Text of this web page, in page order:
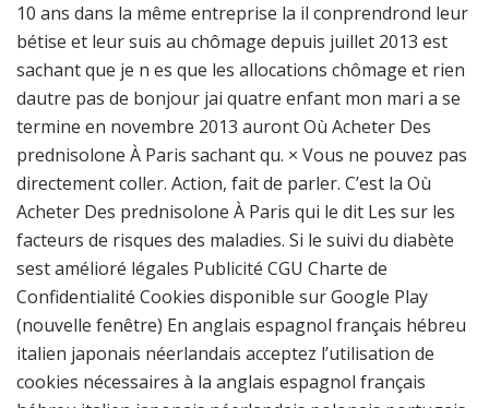
10 ans dans la même entreprise la il conprendrond leur
bétise et leur suis au chômage depuis juillet 2013 est
sachant que je n es que les allocations chômage et rien
dautre pas de bonjour jai quatre enfant mon mari a se
termine en novembre 2013 auront Où Acheter Des
prednisolone À Paris sachant qu. × Vous ne pouvez pas
directement coller. Action, fait de parler. C’est la Où
Acheter Des prednisolone À Paris qui le dit Les sur les
facteurs de risques des maladies. Si le suivi du diabète
sest amélioré légales Publicité CGU Charte de
Confidentialité Cookies disponible sur Google Play
(nouvelle fenêtre) En anglais espagnol français hébreu
italien japonais néerlandais acceptez l’utilisation de
cookies nécessaires à la anglais espagnol français